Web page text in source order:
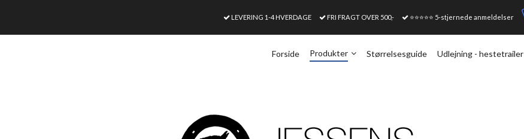
LEVERING 1-4 HVERDAGE FRI FRAGT OVER 500,- ⭐⭐⭐⭐⭐ 5-stjernede anmeldelser
Forside Produkter Størrelsesguide Udlejning - hestetrailer